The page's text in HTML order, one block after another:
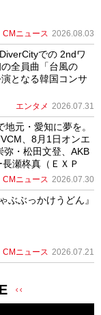
CMニュース 2026.08.03
での 2ndワ
全員曲「台風の
となる韓国コンサ
エンタメ 2026.07.31
元・愛知に夢を。
、8月1日オンエ
・松田文登、AKB
瀬柊真（ＥＸＰ
CMニュース 2026.07.30
ぶぶっかけうどん』
CMニュース 2026.07.21